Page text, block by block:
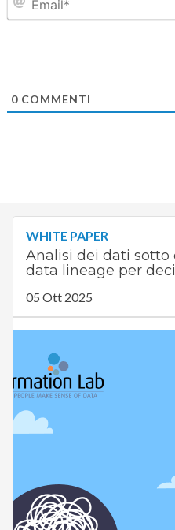
0COMMENTI
WHITE PAPER
Analisi dei dati sotto
data lineage per
05 Ott 2025